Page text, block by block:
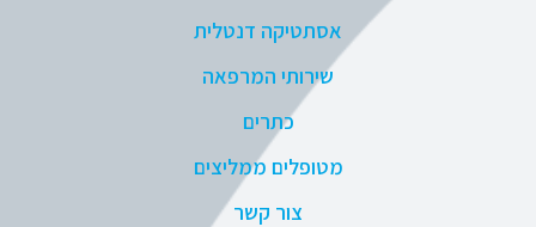
אסתטיקה דנטלית
שירותי המרפאה
כתרים
מטופלים ממליצים
צור קשר